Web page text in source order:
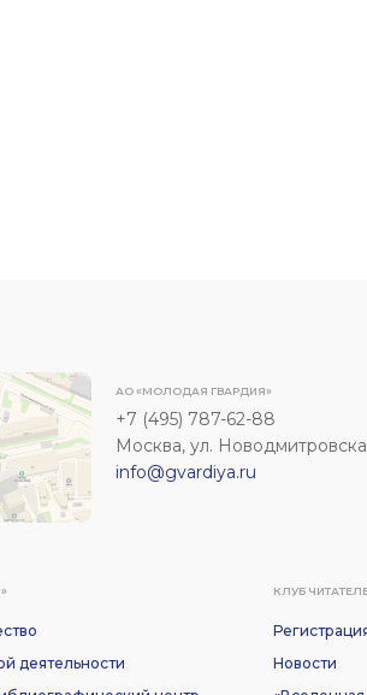
АО «МОЛОДАЯ ГВАРДИЯ»
+7 (495) 787-62-88
Москва, ул.
info@gvardiya.ru
деятельности
КЛУБ
Новости